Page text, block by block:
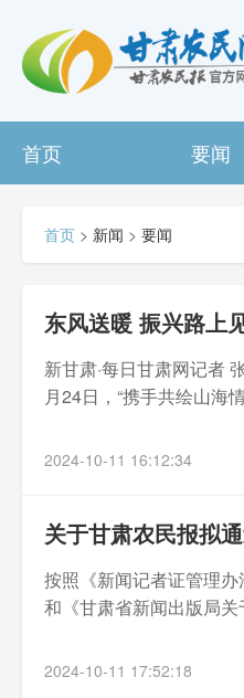
首页 要闻
首页 > 新闻 > 要闻
东风送暖 振兴路上
新甘肃·每日甘肃网记者
月24日，“携手共绘山海
2024-10-11 16:12:34
关于甘肃农民报拟
按照《新闻记者证管理
和《甘肃省新闻出版局
2024-10-11 17:52:18